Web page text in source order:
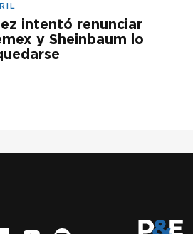
intentó renunciar
y Sheinbaum lo